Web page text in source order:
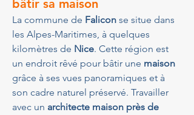
bâtir sa maison
La commune de Falicon se situe dans
les Alpes-Maritimes, à quelques
kilomètres de Nice. Cette région est
un endroit rêvé pour bâtir une maison
grâce à ses vues panoramiques et à
son cadre naturel préservé. Travailler
avec un architecte maison près de